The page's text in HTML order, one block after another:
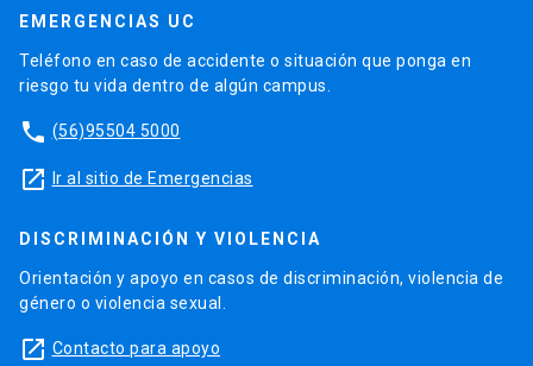
EMERGENCIAS UC
Teléfono en caso de accidente o situación que ponga en
riesgo tu vida dentro de algún campus.
phone (56)95504 5000
launch Ir al sitio de Emergencias
DISCRIMINACIÓN Y VIOLENCIA
Orientación y apoyo en casos de discriminación, violencia de
género o violencia sexual.
launch Contacto para apoyo